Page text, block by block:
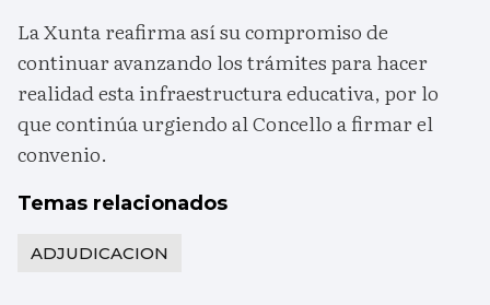
La Xunta reafirma así su compromiso de
continuar avanzando los trámites para hacer
realidad esta infraestructura educativa, por lo
que continúa urgiendo al Concello a firmar el
convenio.
Temas relacionados
ADJUDICACION